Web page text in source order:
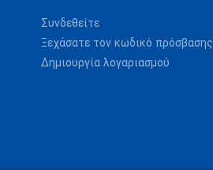
Συνδεθείτε
Ξεχάσατε τον κωδικό πρόσβασης
Δημιουργία λογαριασμού